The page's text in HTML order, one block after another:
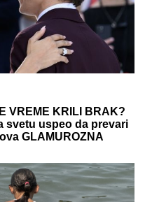
strast i svežina u
teleportovaće
MIRISNI POTPIS po